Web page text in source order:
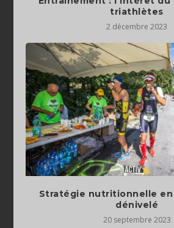
triathlètes
2 décembre 2023
Stratégie nutritionnelle
dénivelé
20 septembre 2023